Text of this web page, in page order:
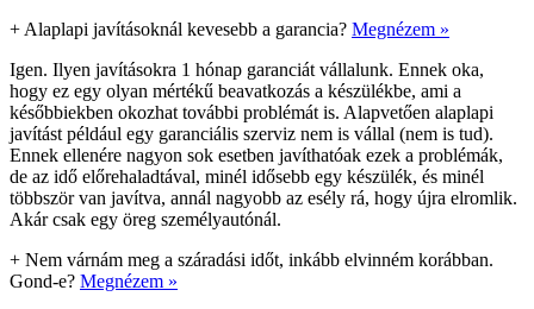
+ Alaplapi javításoknál kevesebb a garancia? Megnézem »
Igen. Ilyen javításokra 1 hónap garanciát vállalunk. Ennek oka,
hogy ez egy olyan mértékű beavatkozás a készülékbe, ami a
későbbiekben okozhat további problémát is. Alapvetően alaplapi
javítást például egy garanciális szerviz nem is vállal (nem is tud).
Ennek ellenére nagyon sok esetben javíthatóak ezek a problémák,
de az idő előrehaladtával, minél idősebb egy készülék, és minél
többször van javítva, annál nagyobb az esély rá, hogy újra elromlik.
Akár csak egy öreg személyautónál.
+ Nem várnám meg a száradási időt, inkább elvinném korábban.
Gond-e? Megnézem »